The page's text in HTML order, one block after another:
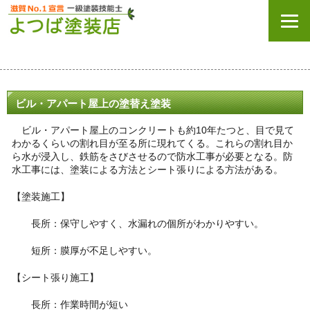
ビル・アパート屋上の塗替え塗装
ビル・アパート屋上のコンクリートも約10年たつと、目で見て
わかるくらいの割れ目が至る所に現れてくる。これらの割れ目か
ら水が浸入し、鉄筋をさびさせるので防水工事が必要となる。防
水工事には、塗装による方法とシート張りによる方法がある。
【塗装施工】
長所：保守しやすく、水漏れの個所がわかりやすい。
短所：膜厚が不足しやすい。
【シート張り施工】
長所：作業時間が短い